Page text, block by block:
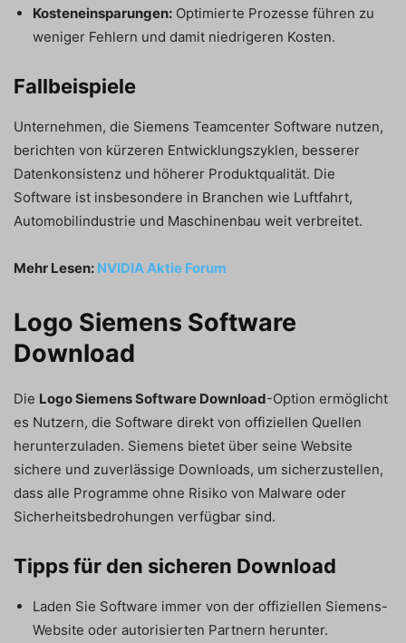
Kosteneinsparungen: Optimierte Prozesse führen zu
weniger Fehlern und damit niedrigeren Kosten.
Fallbeispiele
Unternehmen, die Siemens Teamcenter Software nutzen,
berichten von kürzeren Entwicklungszyklen, besserer
Datenkonsistenz und höherer Produktqualität. Die
Software ist insbesondere in Branchen wie Luftfahrt,
Automobilindustrie und Maschinenbau weit verbreitet.
Mehr Lesen: NVIDIA Aktie Forum
Logo Siemens Software
Download
Die Logo Siemens Software Download-Option ermöglicht
es Nutzern, die Software direkt von offiziellen Quellen
herunterzuladen. Siemens bietet über seine Website
sichere und zuverlässige Downloads, um sicherzustellen,
dass alle Programme ohne Risiko von Malware oder
Sicherheitsbedrohungen verfügbar sind.
Tipps für den sicheren Download
Laden Sie Software immer von der offiziellen Siemens-
Website oder autorisierten Partnern herunter.